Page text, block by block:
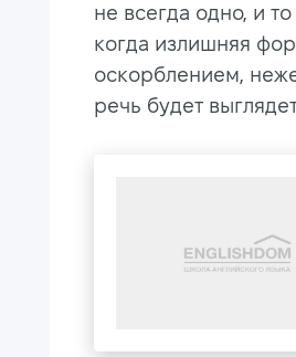
не всегда одно, и
когда излишняя
оскорблением,
речь будет